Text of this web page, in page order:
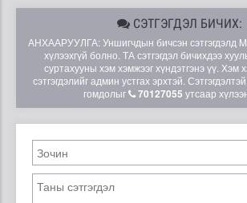
СЭТГЭГДЭЛ БИЧИХ:
АНХААРУУЛГА: Уншигчдын бичсэн сэтгэгдэлд
хүлээхгүй болно. ТА сэтгэгдэл бичихдээ
суртахууны хэм хэмжээг хүндэтгэнэ үү. Хэм
сэтгэгдэлийг админ устгах эрхтэй.
гомдолыг
70127055 утсаар